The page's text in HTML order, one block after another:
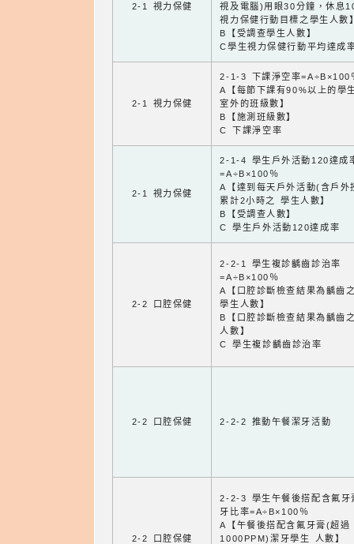
2-1 視力保健
視及電腦)用眼30分鐘，休息
視力保健行動目標之學生人數
B【受調查學生人數】
C學生視力保健行動平均達成
2-1 視力保健
2-1-3 下課淨空率=A÷B×100
A【每節下課有90%以上的學
室外的班級數】
B【施測班級數】
C 下課淨空率
2-1 視力保健
2-1-4 學生戶外活動120達成
=A÷B×100％
A【達到每天戶外活動(含戶外
累計2小時之 學生人數】
B【受調查人數】
C 學生戶外活動120達成率
2-2 口腔保健
2-2-1 學生複診齲齒診治率
=A÷B×100％
A【口腔診斷檢查結果為齲齒
學生人數】
B【口腔診斷檢查結果為齲齒
人數】
C 學生複診齲齒診治率
2-2 口腔保健 2-2-2 推動午餐潔牙活動
2-2 口腔保健
2-2-3 學生午餐後搭配含氟牙
牙比率=A÷B×100％
A【午餐後搭配含氟牙膏(超過
1000PPM)潔牙學生 人數】